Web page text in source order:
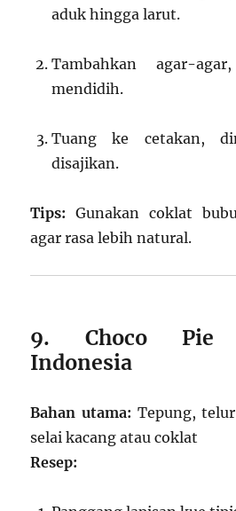
aduk hingga larut.
Tambahkan agar-
mendidih.
Tuang ke cetakan,
disajikan.
Tips: Gunakan coklat
agar rasa lebih natural.
9. Choco Pie
Indonesia
Bahan utama: Tepung,
selai kacang atau coklat
Resep: